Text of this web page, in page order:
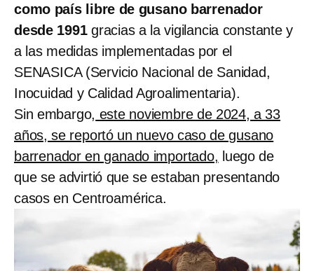
como país libre de gusano barrenador
desde 1991gracias a la vigilancia constante y
a las medidas implementadas por el
SENASICA (Servicio Nacional de Sanidad,
Inocuidad y Calidad Agroalimentaria).
Sin embargo, este noviembre de 2024, a 33
años, se reportó un nuevo caso de gusano
barrenador en ganado importado, luego de
que se advirtió que se estaban presentando
casos en Centroamérica.